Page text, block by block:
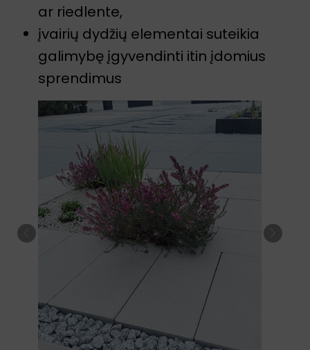
ar riedlente,
įvairių dydžių elementai suteikia
galimybę įgyvendinti itin įdomius
sprendimus